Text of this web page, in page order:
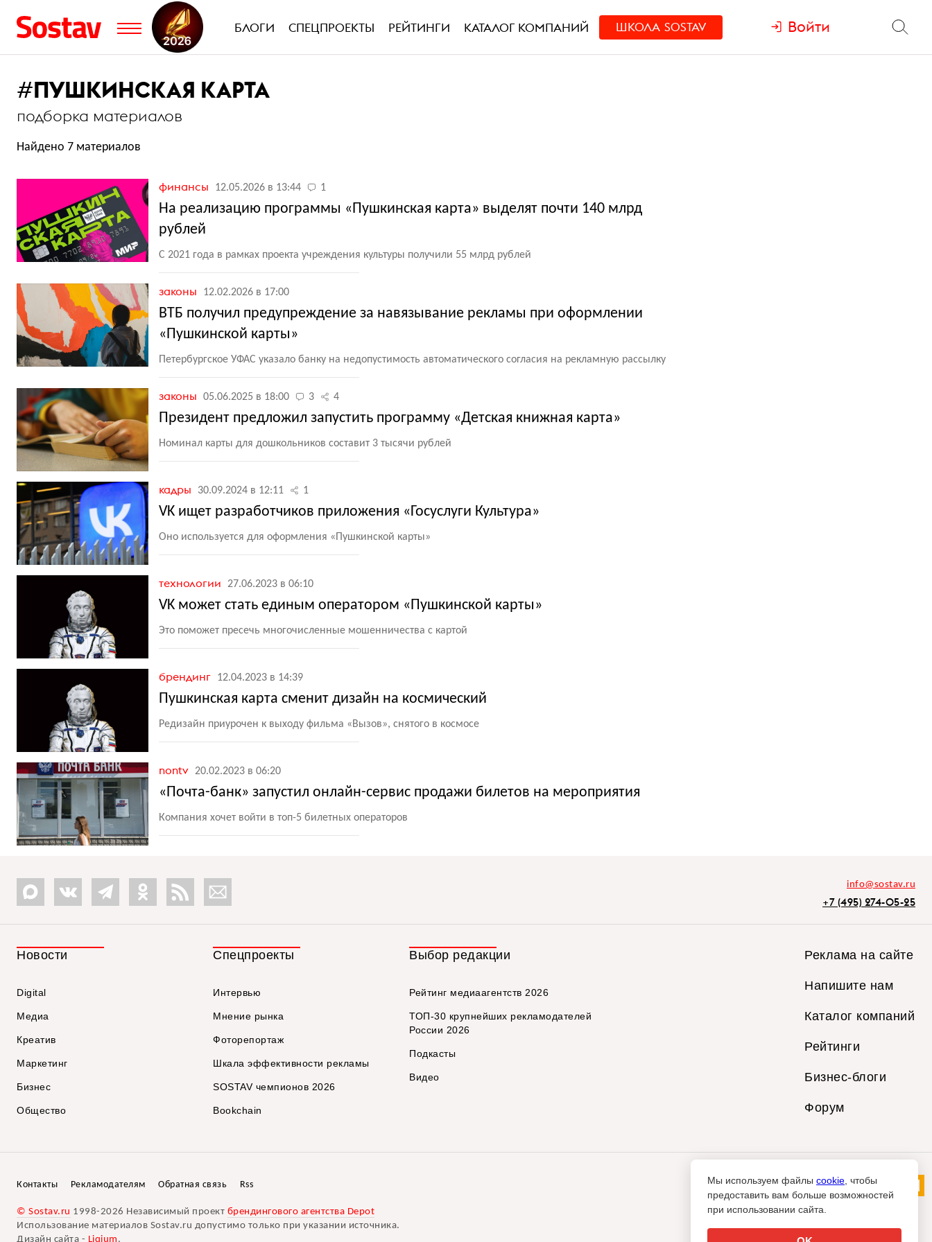
БЛОГИ СПЕЦПРОЕКТЫ РЕЙТИНГИ КАТАЛОГ КОМПАНИЙ ШКОЛА SOSTAV Войти
#ПУШКИНСКАЯ КАРТА
подборка материалов
Найдено 7 материалов
финансы 12.05.2026 в 13:44 1
На реализацию программы «Пушкинская карта» выделят почти 140 млрд
рублей
С 2021 года в рамках проекта учреждения культуры получили 55 млрд рублей
законы 12.02.2026 в 17:00
ВТБ получил предупреждение за навязывание рекламы при оформлении
«Пушкинской карты»
Петербургское УФАС указало банку на недопустимость автоматического согласия на рекламную рассылку
законы 05.06.2025 в 18:00 3 4
Президент предложил запустить программу «Детская книжная карта»
Номинал карты для дошкольников составит 3 тысячи рублей
кадры 30.09.2024 в 12:11 1
VK ищет разработчиков приложения «Госуслуги Культура»
Оно используется для оформления « Пушкинской карты»
технологии 27.06.2023 в 06:10
VK может стать единым оператором «Пушкинской карты»
Это поможет пресечь многочисленные мошенничества с картой
брендинг 12.04.2023 в 14:39
Пушкинская карта сменит дизайн на космический
Редизайн приурочен к выходу фильма «Вызов», снятого в космосе
nontv 20.02.2023 в 06:20
«Почта-банк» запустил онлайн-сервис продажи билетов на мероприятия
Компания хочет войти в топ-5 билетных операторов
info@sostav.ru
+7 (495) 274-05-25
Новости
Digital
Медиа
Креатив
Маркетинг
Бизнес
Общество
Спецпроекты
Интервью
Мнение рынка
Фоторепортаж
Шкала эффективности рекламы
SOSTAV чемпионов 2026
Bookchain
Выбор редакции
Рейтинг медиаагентств 2026
ТОП-30 крупнейших рекламодателей
России 2026
Подкасты
Видео
Реклама на сайте
Напишите нам
Каталог компаний
Рейтинги
Бизнес-блоги
Форум
Контакты Рекламодателям Обратная связь Rss
© Sostav.ru 1998-2026 Независимый проект брендингового агентства Depot
Использование материалов Sostav.ru допустимо только при указании источника.
Дизайн сайта - Liqium .
Мы используем файлы cookie , чтобы
предоставить вам больше возможностей
при использовании сайта.